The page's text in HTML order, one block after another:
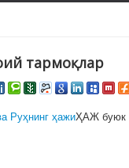
тармоқлар
Руҳнинг ҳажиҲАЖ буюк